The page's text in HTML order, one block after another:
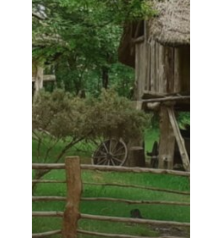
Règlement intérieur
Charte informatique
fonds sociaux
Le règlement de la
restauration